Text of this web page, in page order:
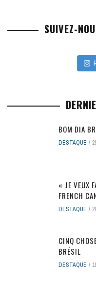
SUIVEZ-
BOM DIA
DESTAQUE
« JE VEUX
FRENCH
DESTAQUE
CINQ
BRÉSIL
DESTAQUE